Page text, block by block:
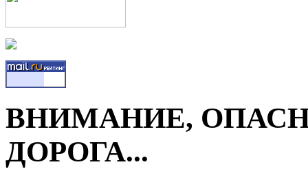
ВНИМАНИЕ,
ДОРОГА...